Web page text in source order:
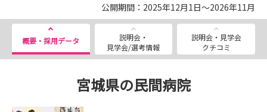
公開期間：2025年12月1日～2026年11月
概要・採用データ
説明会・
見学会/選考情報
説明会・見学会
クチコミ
宮城県の民間病院